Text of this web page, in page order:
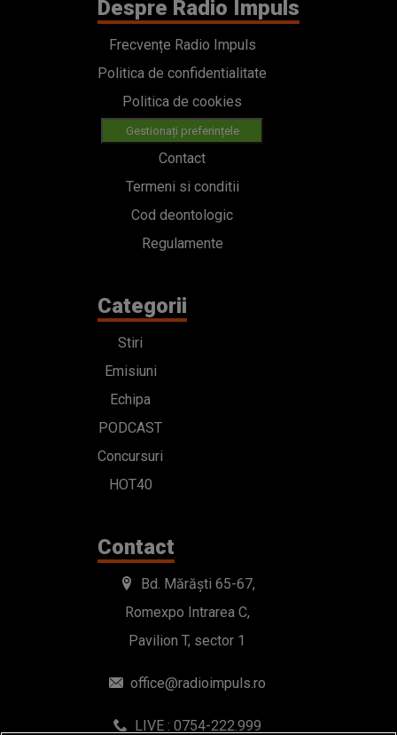
Despre Radio Impuls
Frecvențe Radio Impuls
Politica de confidentialitate
Politica de cookies
Gestionați preferințele
Contact
Termeni si conditii
Cod deontologic
Regulamente
Categorii
Stiri
Emisiuni
Echipa
PODCAST
Concursuri
HOT40
Contact
Bd. Mărăști 65-67,
Romexpo Intrarea C,
Pavilion T, sector 1
office@radioimpuls.ro
LIVE : 0754-222.999